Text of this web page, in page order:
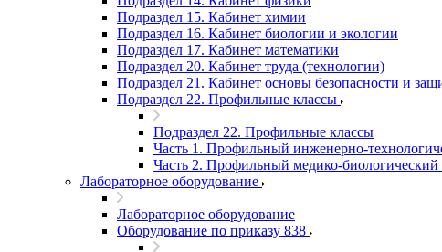
Подраздел 15. Кабинет химии
Подраздел 16. Кабинет биологии и экологии
Подраздел 17. Кабинет математики
Подраздел 20. Кабинет труда (технологии)
Подраздел 21. Кабинет основы безопасности и
Подраздел 22. Профильные классы
Подраздел 22. Профильные классы
Часть 1. Профильный инженерно-
Часть 2. Профильный медико-биологический
Лабораторное оборудование
Лабораторное оборудование
Оборудование по приказу 838